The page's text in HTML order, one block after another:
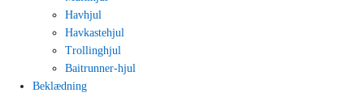
Havhjul
Havkastehjul
Trollinghjul
Baitrunner-hjul
Beklædning